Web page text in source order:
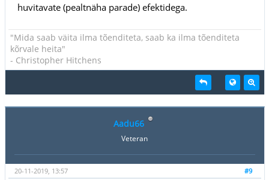
huvitavate (pealtnäha parade) efektidega.
"Mida saab väita ilma tõenditeta, saab ka ilma tõenditeta
kõrvale heita"
- Christopher Hitchens
Aadu66
Veteran
#9
20-11-2019, 13:57